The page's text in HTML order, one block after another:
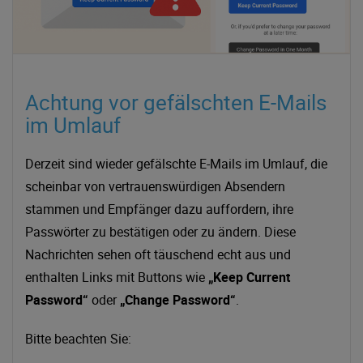
Achtung vor gefälschten E-Mails
im Umlauf
Derzeit sind wieder gefälschte E-Mails im Umlauf, die
scheinbar von vertrauenswürdigen Absendern
stammen und Empfänger dazu auffordern, ihre
Passwörter zu bestätigen oder zu ändern. Diese
Nachrichten sehen oft täuschend echt aus und
enthalten Links mit Buttons wie „Keep Current
Password“ oder„Change Password“.
Bitte beachten Sie: